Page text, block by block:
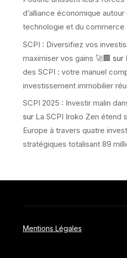
d’alliance économique
technologie et du commerce
SCPI : Diversifiez vos
maximiser vos gains 🚀🏢 sur
des SCPI : votre manuel
investissement immobilier
SCPI 2025 : Investir malin
sur La SCPI Iroko Zen étend
Europe à travers quatre
stratégiques totalisant 89
Mentions Légales